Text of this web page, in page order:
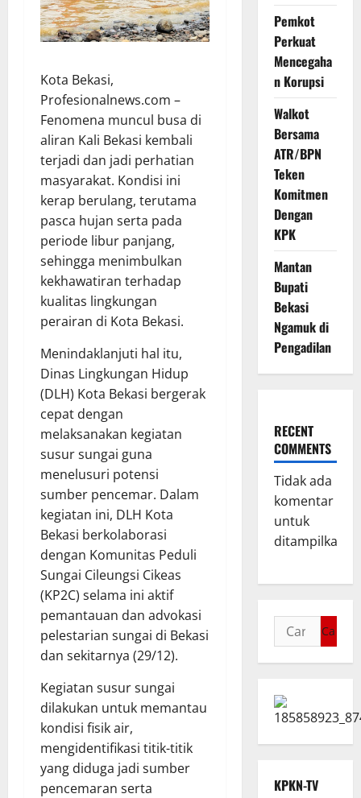
Kota Bekasi,
Profesionalnews.com –
Fenomena muncul busa di
aliran Kali Bekasi kembali
terjadi dan jadi perhatian
masyarakat. Kondisi ini
kerap berulang, terutama
pasca hujan serta pada
periode libur panjang,
sehingga menimbulkan
kekhawatiran terhadap
kualitas lingkungan
perairan di Kota Bekasi.
Menindaklanjuti hal itu,
Dinas Lingkungan Hidup
(DLH) Kota Bekasi bergerak
cepat dengan
melaksanakan kegiatan
susur sungai guna
menelusuri potensi
sumber pencemar. Dalam
kegiatan ini, DLH Kota
Bekasi berkolaborasi
dengan Komunitas Peduli
Sungai Cileungsi Cikeas
(KP2C) selama ini aktif
pemantauan dan advokasi
pelestarian sungai di Bekasi
dan sekitarnya (29/12).
Kegiatan susur sungai
dilakukan untuk memantau
kondisi fisik air,
mengidentifikasi titik-titik
yang diduga jadi sumber
pencemaran serta
Pemkot
Perkuat
Mencegaha
n Korupsi
Walkot
Bersama
ATR/BPN
Teken
Komitmen
Dengan
KPK
Mantan
Bupati
Bekasi
Ngamuk di
Pengadilan
RECENT
COMMENTS
Tidak ada
komentar
untuk
ditampilkan.
KPKN-TV